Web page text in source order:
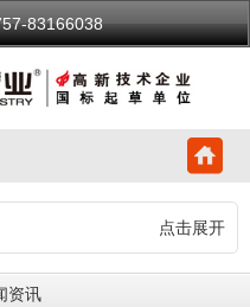
83166038
点击展开
资讯